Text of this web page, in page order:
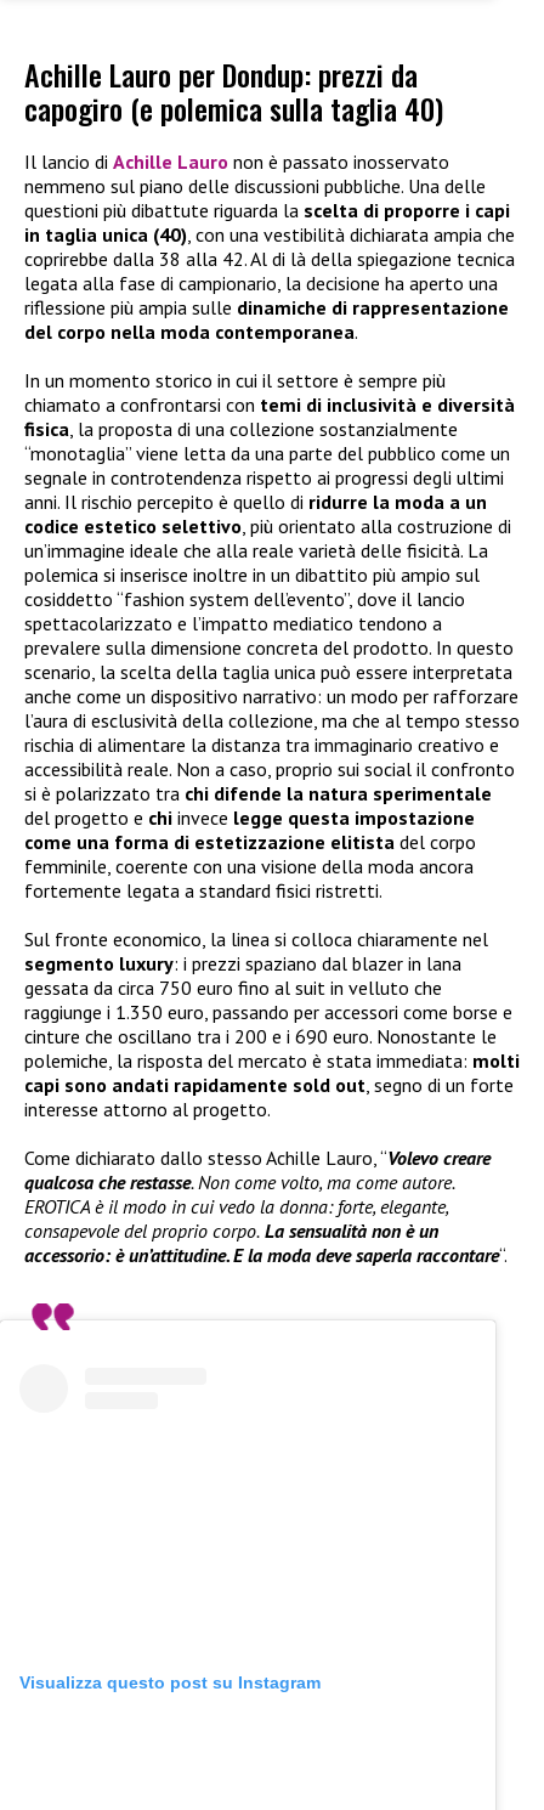
Achille Lauro per Dondup: prezzi da
capogiro (e polemica sulla taglia 40)
Il lancio di Achille Lauro non è passato inosservato
nemmeno sul piano delle discussioni pubbliche. Una delle
questioni più dibattute riguarda la scelta di proporre i capi
in taglia unica (40), con una vestibilità dichiarata ampia che
coprirebbe dalla 38 alla 42. Al di là della spiegazione tecnica
legata alla fase di campionario, la decisione ha aperto una
riflessione più ampia sulle dinamiche di rappresentazione
del corpo nella moda contemporanea.
In un momento storico in cui il settore è sempre più
chiamato a confrontarsi con temi di inclusività e diversità
fisica, la proposta di una collezione sostanzialmente
“monotaglia” viene letta da una parte del pubblico come un
segnale in controtendenza rispetto ai progressi degli ultimi
anni. Il rischio percepito è quello di ridurre la moda a un
codice estetico selettivo, più orientato alla costruzione di
un’immagine ideale che alla reale varietà delle fisicità. La
polemica si inserisce inoltre in un dibattito più ampio sul
cosiddetto “fashion system dell’evento”, dove il lancio
spettacolarizzato e l’impatto mediatico tendono a
prevalere sulla dimensione concreta del prodotto. In questo
scenario, la scelta della taglia unica può essere interpretata
anche come un dispositivo narrativo: un modo per rafforzare
l’aura di esclusività della collezione, ma che al tempo stesso
rischia di alimentare la distanza tra immaginario creativo e
accessibilità reale. Non a caso, proprio sui social il confronto
si è polarizzato tra chi difende la natura sperimentale
del progetto e chi invece legge questa impostazione
come una forma di estetizzazione elitista del corpo
femminile, coerente con una visione della moda ancora
fortemente legata a standard fisici ristretti.
Sul fronte economico, la linea si colloca chiaramente nel
segmento luxury: i prezzi spaziano dal blazer in lana
gessata da circa 750 euro fino al suit in velluto che
raggiunge i 1.350 euro, passando per accessori come borse e
cinture che oscillano tra i 200 e i 690 euro. Nonostante le
polemiche, la risposta del mercato è stata immediata: molti
capi sono andati rapidamente sold out, segno di un forte
interesse attorno al progetto.
Come dichiarato dallo stesso Achille Lauro, “Volevo creare
qualcosa che restasse. Non come volto, ma come autore.
EROTICA è il modo in cui vedo la donna: forte, elegante,
consapevole del proprio corpo. La sensualità non è un
accessorio: è un’attitudine. E la moda deve saperla raccontare“.
Visualizza questo post su Instagram